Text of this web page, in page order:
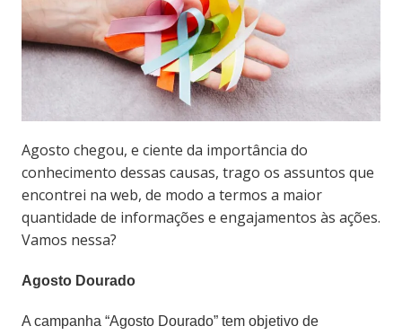
Agosto chegou, e ciente da importância do
conhecimento dessas causas, trago os assuntos que
encontrei na web, de modo a termos a maior
quantidade de informações e engajamentos às ações.
Vamos nessa?
Agosto Dourado
A campanha “Agosto Dourado” tem objetivo de